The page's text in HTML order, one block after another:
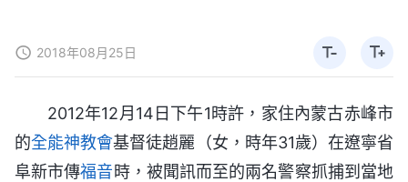
2018年08月25日
2012年12月14日下午1時許，家住內蒙古赤峰市
的全能神教會基督徒趙麗（女，時年31歲）在遼寧省
阜新市傳福音時，被聞訊而至的兩名警察抓捕到當地